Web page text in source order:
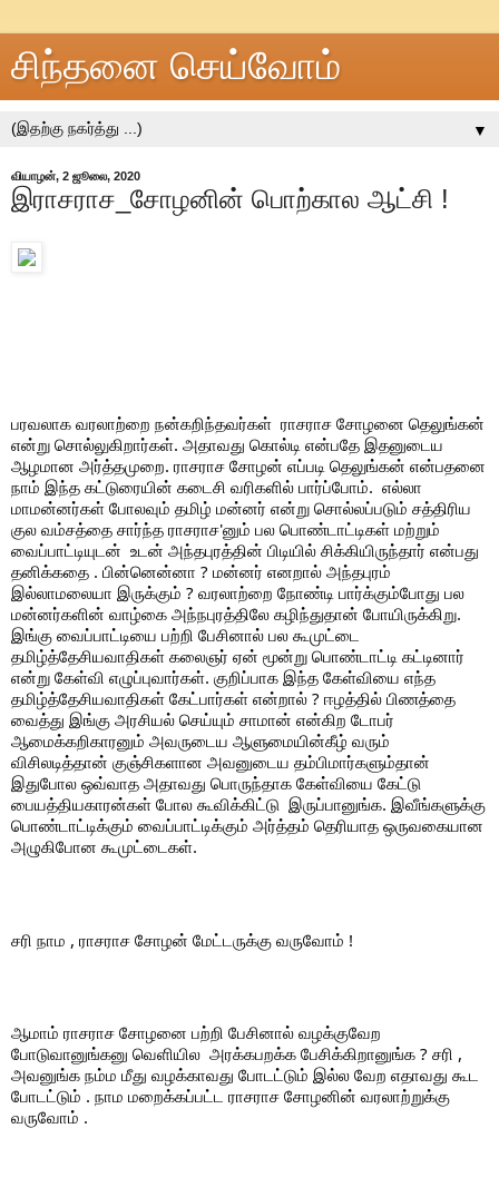
சிந்தனை செய்வோம்
▼
வியாழன், 2 ஜூலை, 2020
இராசராச_சோழனின் பொற்கால ஆட்சி !
பரவலாக வரலாற்றை நன்கறிந்தவர்கள்  ராசராச சோழனை தெலுங்கன்
என்று சொல்லுகிறார்கள். அதாவது கொல்டி என்பதே இதனுடைய
ஆழமான அர்த்தமுறை. ராசராச சோழன் எப்படி தெலுங்கன் என்பதனை
நாம் இந்த கட்டுரையின் கடைசி வரிகளில் பார்ப்போம்.  எல்லா
மாமன்னர்கள் போலவும் தமிழ் மன்னர் என்று சொல்லப்படும் சத்திரிய
குல வம்சத்தை சார்ந்த ராசராச'னும் பல பொண்டாட்டிகள் மற்றும்
வைப்பாட்டியுடன்  உடன் அந்தபுரத்தின் பிடியில் சிக்கியிருந்தார் என்பது
தனிக்கதை . பின்னென்னா ? மன்னர் எனறால் அந்தபுரம்
இல்லாமலையா இருக்கும் ? வரலாற்றை நோண்டி பார்க்கும்போது பல
மன்னர்களின் வாழ்கை அந்நபுரத்திலே கழிந்துதான் போயிருக்கிறு.
இங்கு வைப்பாட்டியை பற்றி பேசினால் பல கூமுட்டை
தமிழ்த்தேசியவாதிகள் கலைஞர் ஏன் மூன்று பொண்டாட்டி கட்டினார்
என்று கேள்வி எழுப்புவார்கள். குறிப்பாக இந்த கேள்வியை எந்த
தமிழ்த்தேசியவாதிகள் கேட்பார்கள் என்றால் ? ஈழத்தில் பிணத்தை
வைத்து இங்கு அரசியல் செய்யும் சாமான் என்கிற டோபர்
ஆமைக்கறிகாரனும் அவருடைய ஆளுமையின்கீழ் வரும்
விசிலடித்தான் குஞ்சிகளான அவனுடைய தம்பிமார்களும்தான்
இதுபோல ஒவ்வாத அதாவது பொருந்தாக கேள்வியை கேட்டு
பையத்தியகாரன்கள் போல கூவிக்கிட்டு  இருப்பானுங்க. இவீங்களுக்கு
பொண்டாட்டிக்கும் வைப்பாட்டிக்கும் அர்த்தம் தெரியாத ஒருவகையான
அழுகிபோன கூமுட்டைகள்.
சரி நாம , ராசராச சோழன் மேட்டருக்கு வருவோம் !
ஆமாம் ராசராச சோழனை பற்றி பேசினால் வழக்குவேற
போடுவானுங்கனு வெளியில  அரக்கபறக்க பேசிக்கிறானுங்க ? சரி ,
அவனுங்க நம்ம மீது வழக்காவது போடட்டும் இல்ல வேற எதாவது கூட
போடட்டும் . நாம மறைக்கப்பட்ட ராசராச சோழனின் வரலாற்றுக்கு
வருவோம் .